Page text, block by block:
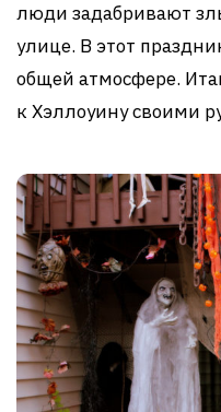
люди задабривают
улице. В этот
общей атмосфере.
к Хэллоуину своими